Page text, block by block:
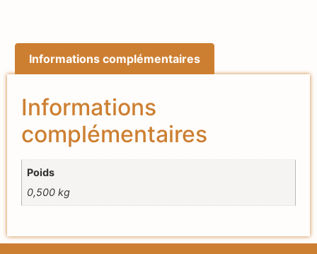
Informations complémentaires
Informations
complémentaires
Poids
0,500 kg